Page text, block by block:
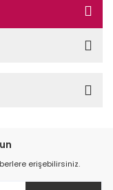
erişebilirsiniz.